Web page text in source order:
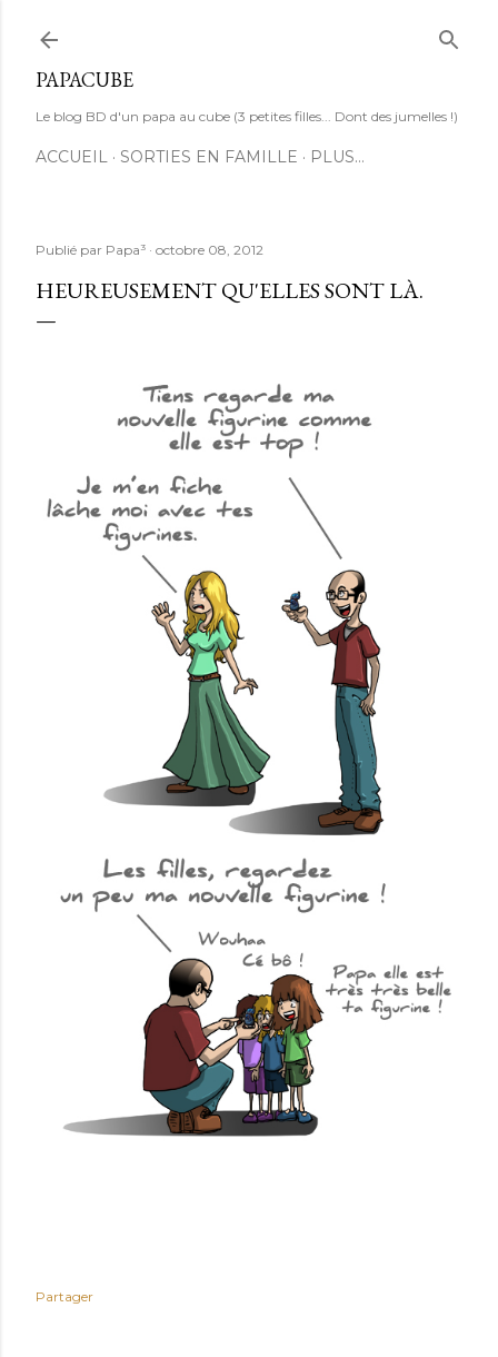
PAPACUBE
Le blog BD d'un papa au cube (3 petites filles... Dont des jumelles !)
ACCUEIL SORTIES EN FAMILLE PLUS…
Publié par Papa³ octobre 08, 2012
HEUREUSEMENT QU'ELLES SONT LÀ.
Partager